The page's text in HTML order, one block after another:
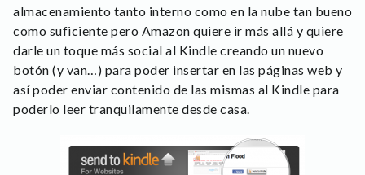
almacenamiento tanto interno como en la nube tan bueno
como suficiente pero Amazon quiere ir más allá y quiere
darle un toque más social al Kindle creando un nuevo
botón (y van…) para poder insertar en las páginas web y
así poder enviar contenido de las mismas al Kindle para
poderlo leer tranquilamente desde casa.